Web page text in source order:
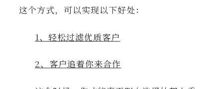
这个方式，可以实现以下好处：
1、轻松过滤优质客户
2、客户追着你来合作